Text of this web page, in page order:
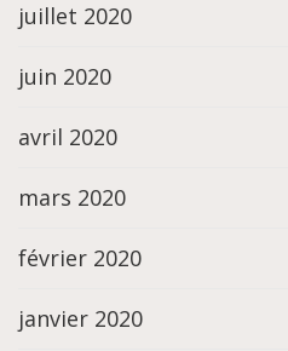
juillet 2020
juin 2020
avril 2020
mars 2020
février 2020
janvier 2020